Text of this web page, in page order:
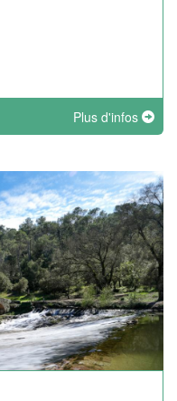
Plus d'infos